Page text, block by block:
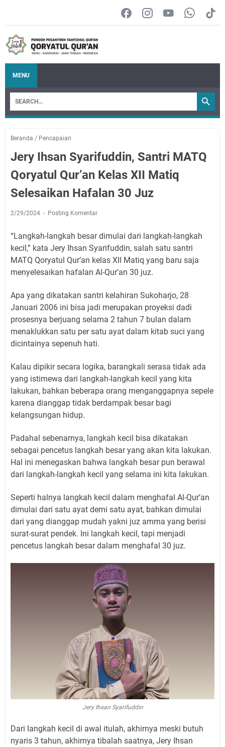
MENU
Beranda / Pencapaian
Jery Ihsan Syarifuddin, Santri MATQ
Qoryatul Qur’an Kelas XII Matiq
Selesaikan Hafalan 30 Juz
2/29/2024 Posting Komentar
“Langkah-langkah besar dimulai dari langkah-langkah
kecil,” kata Jery Ihsan Syarifuddin, salah satu santri
MATQ Qoryatul Qur’an kelas XII Matiq yang baru saja
menyelesaikan hafalan Al-Qur’an 30 juz.
Apa yang dikatakan santri kelahiran Sukoharjo, 28
Januari 2006 ini bisa jadi merupakan proyeksi dadi
prosesnya berjuang selama 2 tahun 7 bulan dalam
menaklukkan satu per satu ayat dalam kitab suci yang
dicintainya sepenuh hati.
Kalau dipikir secara logika, barangkali serasa tidak ada
yang istimewa dari langkah-langkah kecil yang kita
lakukan, bahkan beberapa orang menganggapnya sepele
karena dianggap tidak berdampak besar bagi
kelangsungan hidup.
Padahal sebenarnya, langkah kecil bisa dikatakan
sebagai pencetus langkah besar yang akan kita lakukan.
Hal ini menegaskan bahwa langkah besar pun berawal
dari langkah-langkah kecil yang selama ini kita lakukan.
Seperti halnya langkah kecil dalam menghafal Al-Qur’an
dimulai dari satu ayat demi satu ayat, bahkan dimulai
dari yang dianggap mudah yakni juz amma yang berisi
surat-surat pendek. Ini langkah kecil, tapi menjadi
pencetus langkah besar dalam menghafal 30 juz.
Jery Ihsan Syarifuddin
Dari langkah kecil di awal itulah, akhirnya meski butuh
nyaris 3 tahun, akhirnya tibalah saatnya, Jery Ihsan